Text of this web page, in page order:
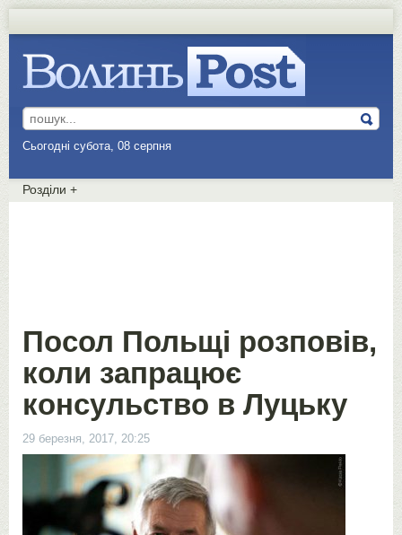
Сьогодні субота, 08 серпня
Розділи +
Посол Польщі розповів,
коли запрацює
консульство в Луцьку
29 березня, 2017, 20:25